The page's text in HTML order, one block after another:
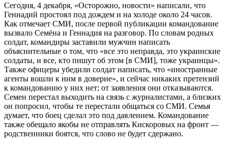
Сегодня, 4 декабря, «Осторожно, новости» написали, что
Геннадий простоял под дождем и на холоде около 24 часов.
Как отмечает СМИ, после первой публикации командование
вызвало Семёна и Геннадия на разговор. По словам родных
солдат, командиры заставили мужчин написать
объяснительные о том, что «все это неправда, это украинские
солдаты, и все, кто пишут об этом [в СМИ], тоже украинцы».
Также офицеры убедили солдат написать, что «иностранные
агенты вошли к ним в доверие», и сейчас никаких претензий
к командованию у них нет; от заявления они отказываются.
Семен перестал выходить на связь с журналистами, а близких
он попросил, чтобы те перестали общаться со СМИ. Семья
думает, что боец сделал это под давлением. Командование
также обещало якобы не отправлять Кискоровых на фронт —
родственники боятся, что слово не будет сдержано.